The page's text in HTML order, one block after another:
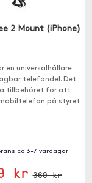
2 Mount (iPhone)
en universalhållare
telefondel. Det
tillbehöret för att
på styret
ca 3-7 vardagar
kr 369 kr